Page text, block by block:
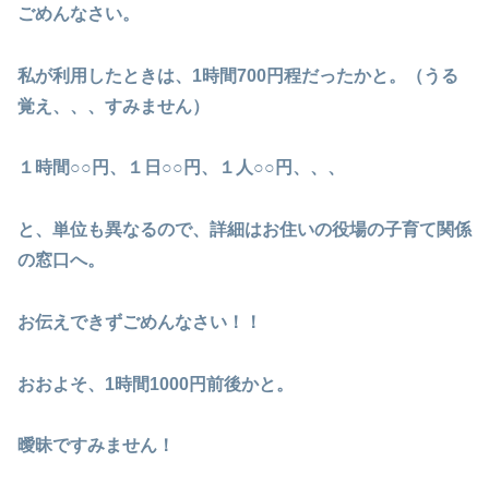
ごめんなさい。
私が利用したときは、1時間700円程だったかと。（うる
覚え、、、すみません）
１時間○○円、１日○○円、１人○○円、、、
と、単位も異なるので、詳細はお住いの役場の子育て関係
の窓口へ。
お伝えできずごめんなさい！！
おおよそ、1時間1000円前後かと。
曖昧ですみません！